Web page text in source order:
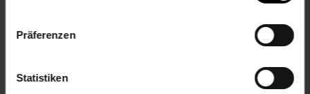
Präferenzen
Statistiken
Karriere